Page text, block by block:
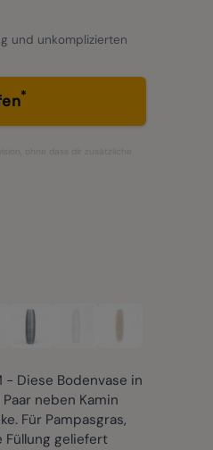
und unkomplizierten
*
ohne dass dir zusätzliche
- Diese Bodenvase in
neben Kamin
Für Pampasgras,
Füllung geliefert